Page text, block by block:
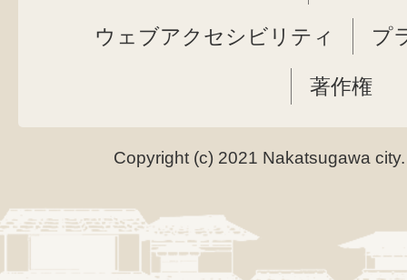
ウェブアクセシビリティ プ
著作権
Copyright (c) 2021 Nakatsugawa